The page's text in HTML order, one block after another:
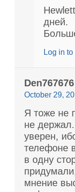
дней.
Log in
Den767676
October 29,
Я тоже не
не
уверен,
телефоне
в одну
мнение